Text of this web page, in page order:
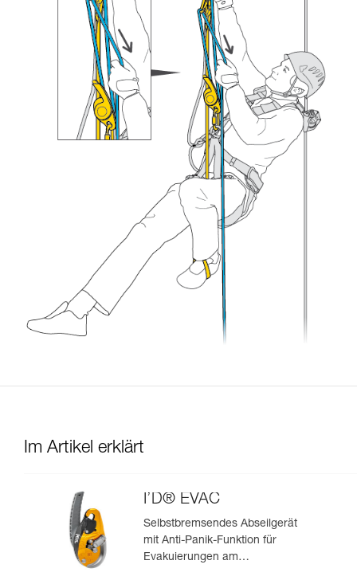
Im Artikel erklärt
I’D® EVAC
Selbstbremsendes Abseilgerät
mit Anti-Panik-Funktion für
Evakuierungen am